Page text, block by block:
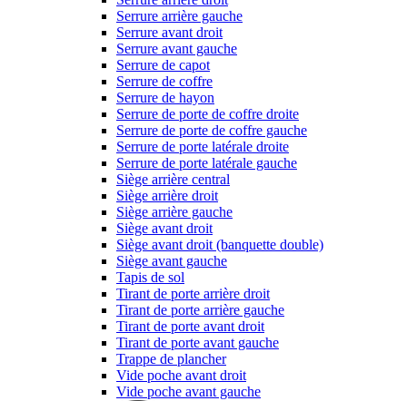
Serrure arrière gauche
Serrure avant droit
Serrure avant gauche
Serrure de capot
Serrure de coffre
Serrure de hayon
Serrure de porte de coffre droite
Serrure de porte de coffre gauche
Serrure de porte latérale droite
Serrure de porte latérale gauche
Siège arrière central
Siège arrière droit
Siège arrière gauche
Siège avant droit
Siège avant droit (banquette double)
Siège avant gauche
Tapis de sol
Tirant de porte arrière droit
Tirant de porte arrière gauche
Tirant de porte avant droit
Tirant de porte avant gauche
Trappe de plancher
Vide poche avant droit
Vide poche avant gauche